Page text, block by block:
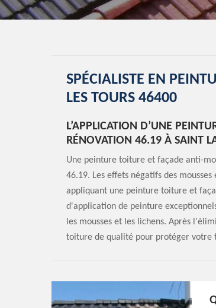
SPÉCIALISTE EN
LES TOURS 46400
L’APPLICATION D’UNE
RÉNOVATION 46.19 À SAINT
Une peinture toiture et façade anti-
46.19. Les effets négatifs des
appliquant une peinture toiture et
d'application de peinture
les mousses et les lichens. Après
toiture de qualité pour protéger votre